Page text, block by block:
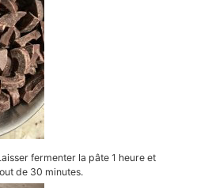
fermenter la pâte 1 heure et
de 30 minutes.